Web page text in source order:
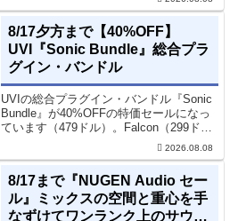
8/17夕方まで【40%OFF】
UVI『Sonic Bundle』総合プラ
グイン・バンドル
UVIの総合プラグイン・バンドル『Sonic
Bundle』が40%OFFの特価セールになっ
ています（479ドル）。Falcon（299ド
ル）も入っています。UVI Sonic Bundle
Sale - 40% OFF＊セール終了予定日：...
2026.08.08
8/17まで『NUGEN Audio セー
ル』ミックスの空間と重心を手
なずけてワンランク上のサウン